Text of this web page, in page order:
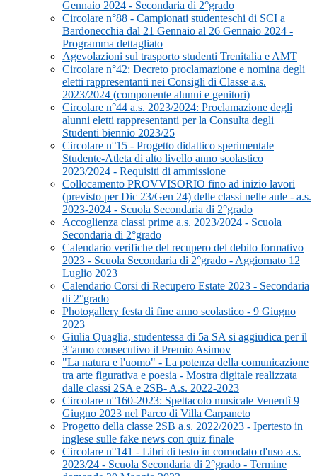
Gennaio 2024 - Secondaria di 2°grado
Circolare n°88 - Campionati studenteschi di SCI a
Bardonecchia dal 21 Gennaio al 26 Gennaio 2024 -
Programma dettagliato
Agevolazioni sul trasporto studenti Trenitalia e AMT
Circolare n°42: Decreto proclamazione e nomina degli
eletti rappresentanti nei Consigli di Classe a.s.
2023/2024 (componente alunni e genitori)
Circolare n°44 a.s. 2023/2024: Proclamazione degli
alunni eletti rappresentanti per la Consulta degli
Studenti biennio 2023/25
Circolare n°15 - Progetto didattico sperimentale
Studente-Atleta di alto livello anno scolastico
2023/2024 - Requisiti di ammissione
Collocamento PROVVISORIO fino ad inizio lavori
(previsto per Dic 23/Gen 24) delle classi nelle aule - a.s.
2023-2024 - Scuola Secondaria di 2°grado
Accoglienza classi prime a.s. 2023/2024 - Scuola
Secondaria di 2°grado
Calendario verifiche del recupero del debito formativo
2023 - Scuola Secondaria di 2°grado - Aggiornato 12
Luglio 2023
Calendario Corsi di Recupero Estate 2023 - Secondaria
di 2°grado
Photogallery festa di fine anno scolastico - 9 Giugno
2023
Giulia Quaglia, studentessa di 5a SA si aggiudica per il
3°anno consecutivo il Premio Asimov
"La natura e l'uomo" - La potenza della comunicazione
tra arte figurativa e poesia - Mostra digitale realizzata
dalle classi 2SA e 2SB- A.s. 2022-2023
Circolare n°160-2023: Spettacolo musicale Venerdì 9
Giugno 2023 nel Parco di Villa Carpaneto
Progetto della classe 2SB a.s. 2022/2023 - Ipertesto in
inglese sulle fake news con quiz finale
Circolare n°141 - Libri di testo in comodato d'uso a.s.
2023/24 - Scuola Secondaria di 2°grado - Termine